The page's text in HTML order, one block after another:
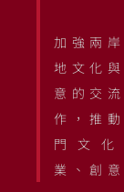
加強兩岸
地文化與
意的交
作，推
門文化
業、創意